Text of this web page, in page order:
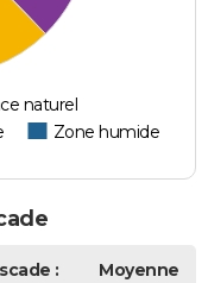
naturel
Zone humide
:
Moyenne